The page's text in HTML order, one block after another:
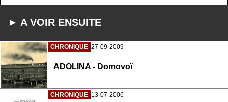
► A VOIR ENSUITE
CHRONIQUE 27-09-2009
ADOLINA - Domovoï
CHRONIQUE 13-07-2006